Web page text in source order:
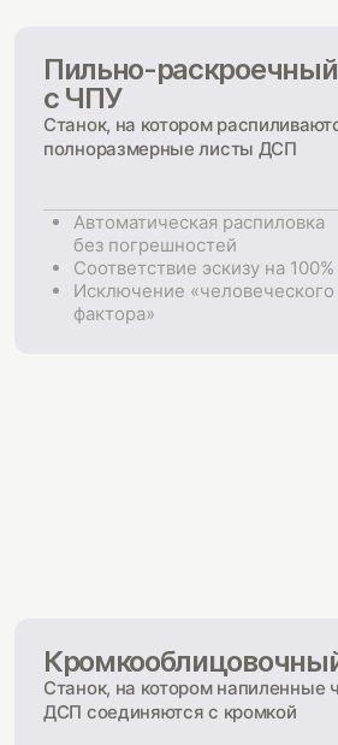
Пильно-
с ЧПУ
Станок, на котором
полноразмерные листы ДСП
Автоматическая распиловка
без погрешностей
Соответствие эскизу на 100%
Исключение «человеческого
фактора»
Станок, на котором напиленные
ДСП соединяются с кромкой